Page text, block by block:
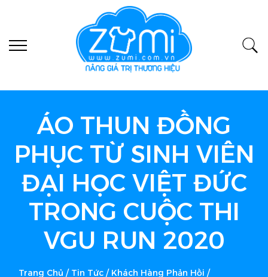
ÁO THUN ĐỒNG
PHỤC TỪ SINH VIÊN
ĐẠI HỌC VIỆT ĐỨC
TRONG CUỘC THI
VGU RUN 2020
Trang Chủ / Tin Tức / Khách Hàng Phản Hồi /